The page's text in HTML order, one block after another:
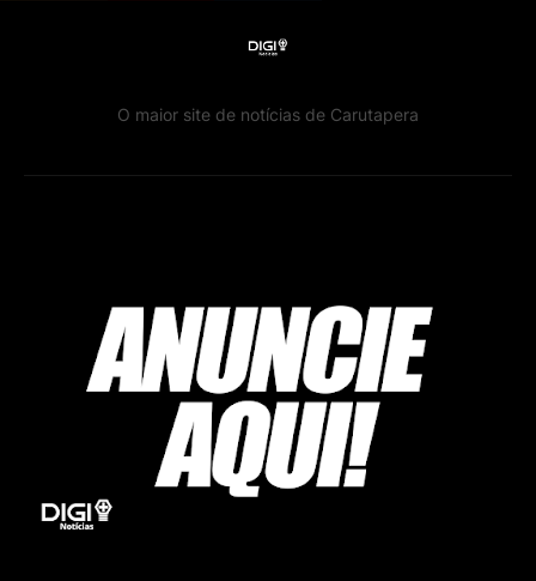
O maior site de notícias de Carutapera